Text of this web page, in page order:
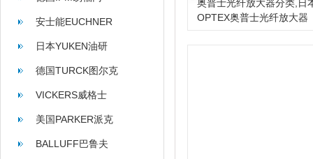
安士能EUCHNER
日本YUKEN油研
德国TURCK图尔克
VICKERS威格士
美国PARKER派克
BALLUFF巴鲁夫
奥普士光纤放大器分类,日
OPTEX奥普士光纤放大器